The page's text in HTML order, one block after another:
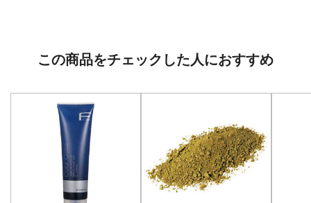
この商品をチェックした人におすすめ